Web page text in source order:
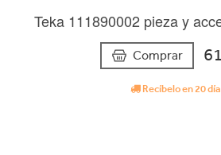
Teka 111890002 pieza y
Comprar
Recíbelo en 20